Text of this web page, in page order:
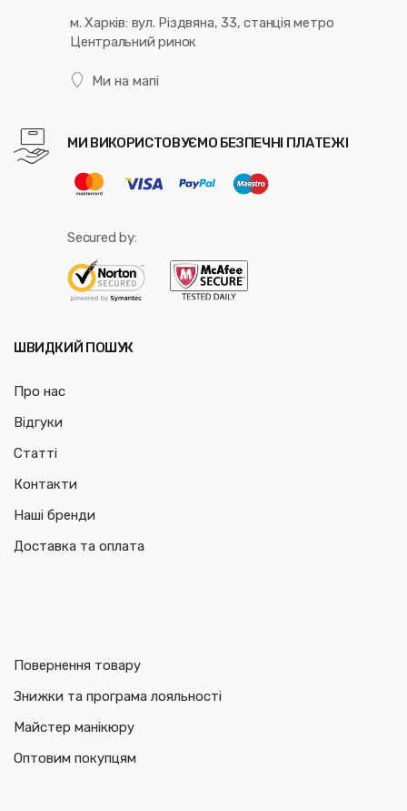
м. Харків: вул. Різдвяна, 33, станція метро
Центральний ринок
Ми на мапі
МИ ВИКОРИСТОВУЄМО БЕЗПЕЧНІ ПЛАТЕЖІ
Secured by:
ШВИДКИЙ ПОШУК
Про нас
Відгуки
Статті
Контакти
Наші бренди
Доставка та оплата
Повернення товару
Знижки та програма лояльності
Майстер манікюру
Оптовим покупцям